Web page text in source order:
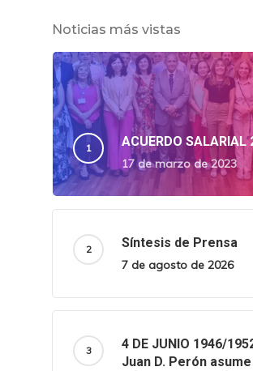
Noticias más vistas
ACUERDO SALARIAL
17 de marzo de 2023
Síntesis de Prensa
7 de agosto de 2026
4 DE JUNIO 1946/
Juan D. Perón